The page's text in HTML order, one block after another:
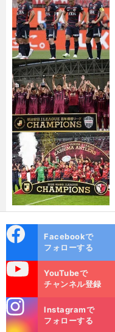
ok
Facebookで
フォローする
YouTubeで
チャンネル登録
m
Instagramで
フォローする